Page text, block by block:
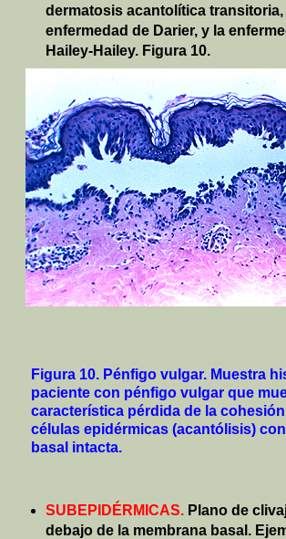
dermatosis acantolítica transitoria,
enfermedad de Darier, y la
Hailey-Hailey. Figura 10.
Figura 10. Pénfigo vulgar. Muestra
paciente con pénfigo vulgar que
característica pérdida de la
células epidérmicas (acantólisis)
basal intacta.
SUBEPIDÉRMICAS.Plano de
debajo de la membrana basal.